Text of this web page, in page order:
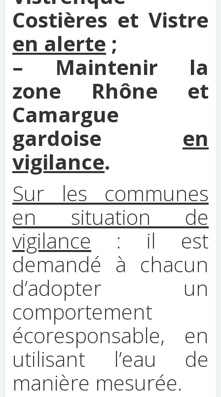
Costières et Vistre
en alerte ;
– Maintenir la
zone Rhône et
Camargue
gardoise en
vigilance.
Sur les communes
en situation de
vigilance : il est
demandé à chacun
d’adopter un
comportement
écoresponsable, en
utilisant l’eau de
manière mesurée.